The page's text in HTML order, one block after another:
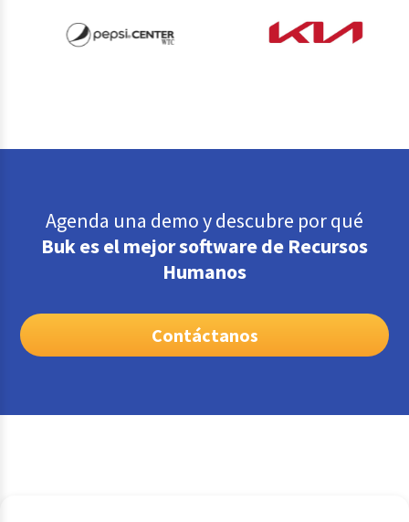
Agenda una demo y descubre por qué
Buk es el mejor software de Recursos
Humanos
Contáctanos